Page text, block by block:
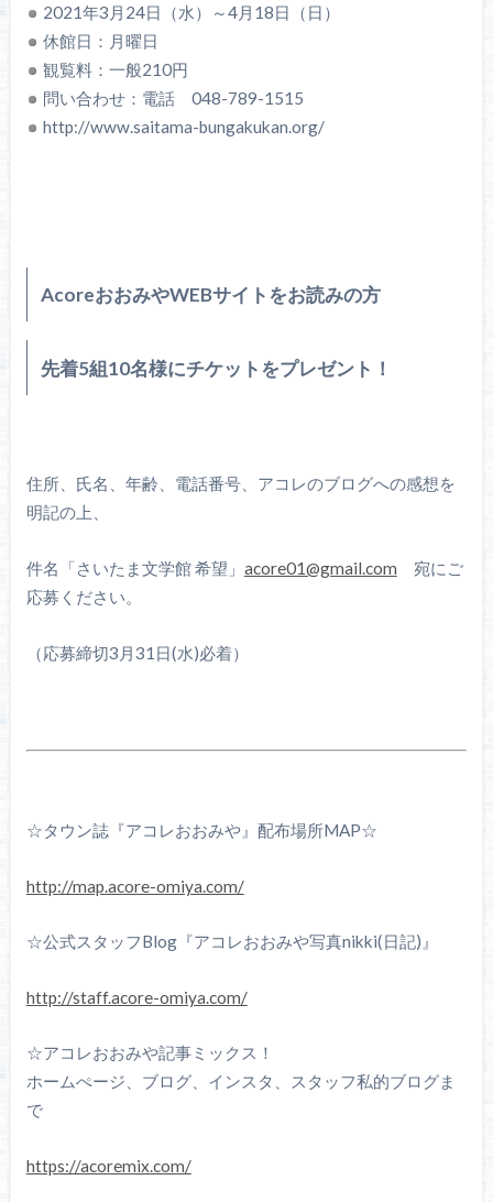
2021年3月24日（水）～4月18日（日）
休館日：月曜日
観覧料：一般210円
問い合わせ：電話 048-789-1515
http://www.saitama-bungakukan.org/
AcoreおおみやWEBサイトをお読みの方
先着5組10名様にチケットをプレゼント！
住所、氏名、年齢、電話番号、アコレのブログへの感想を
明記の上、
件名「さいたま文学館 希望」 acore01@gmail.com 宛にご
応募ください。
（応募締切3月31日(水)必着）
☆タウン誌『アコレおおみや』配布場所MAP☆
http://map.acore-omiya.com/
☆公式スタッフBlog『アコレおおみや写真nikki(日記)』
http://staff.acore-omiya.com/
☆アコレおおみや記事ミックス！
ホームぺージ、ブログ、インスタ、スタッフ私的ブログま
で
https://acoremix.com/